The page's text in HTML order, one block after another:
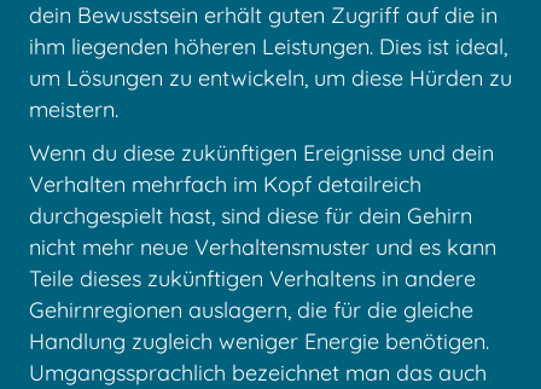
dein Bewusstsein erhält guten Zugriff auf die in
ihm liegenden höheren Leistungen. Dies ist ideal,
um Lösungen zu entwickeln, um diese Hürden zu
meistern.
Wenn du diese zukünftigen Ereignisse und dein
Verhalten mehrfach im Kopf detailreich
durchgespielt hast, sind diese für dein Gehirn
nicht mehr neue Verhaltensmuster und es kann
Teile dieses zukünftigen Verhaltens in andere
Gehirnregionen auslagern, die für die gleiche
Handlung zugleich weniger Energie benötigen.
Umgangssprachlich bezeichnet man das auch